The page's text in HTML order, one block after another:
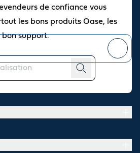
de confiance vous
les bons produits Oase, les
bon support.
actualités et offres de notre
à tout moment.